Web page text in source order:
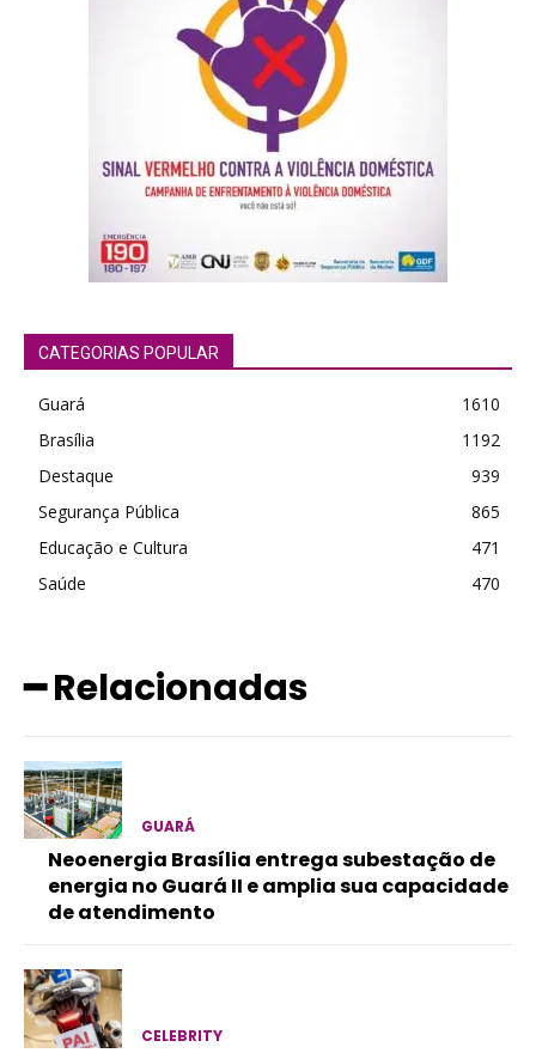
CATEGORIAS POPULAR
Guará
1610
Brasília
1192
Destaque
939
Segurança Pública
865
Educação e Cultura
471
Saúde
470
━ Relacionadas
GUARÁ
Neoenergia Brasília entrega subestação de
energia no Guará II e amplia sua capacidade
de atendimento
CELEBRITY